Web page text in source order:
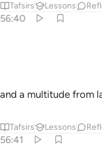
Tafsirs Lessons
56:40
and a multitude from
Tafsirs Lessons
56:41